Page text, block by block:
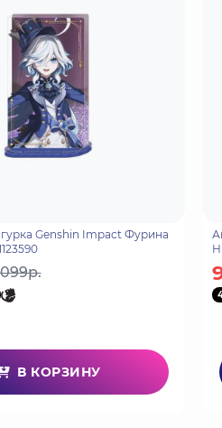
Genshin Impact Фурина
В КОРЗИНУ